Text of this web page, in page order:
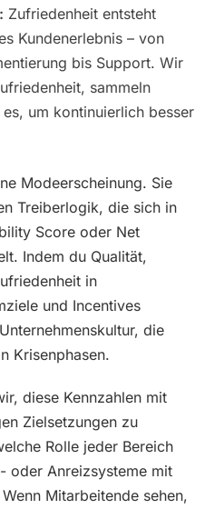
Zufriedenheit entsteht
Kundenerlebnis – von
bis Support. Wir
sammeln
um kontinuierlich besser
Modeerscheinung. Sie
Treiberlogik, die sich in
Score oder Net
Indem du Qualität,
in
und Incentives
die
Krisenphasen.
diese Kennzahlen mit
Zielsetzungen zu
Rolle jeder Bereich
oder Anreizsysteme mit
Mitarbeitende sehen,